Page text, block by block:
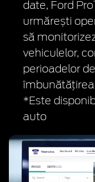
date, Ford
urmărești
să
vehiculelor,
perioadelor
*Este
auto